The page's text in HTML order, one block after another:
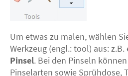
Um etwas zu malen, wählen
Werkzeug (engl.: tool) aus: z.B.
Pinsel. Bei den Pinseln
Pinselarten sowie Sprühdose,